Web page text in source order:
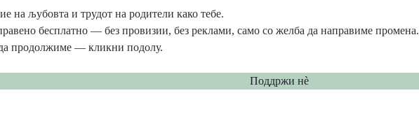
на љубовта и трудот на родители како тебе.
бесплатно — без провизии, без реклами, само со желба да направиме промена.
продолжиме — кликни подолу.
Поддржи нѐ